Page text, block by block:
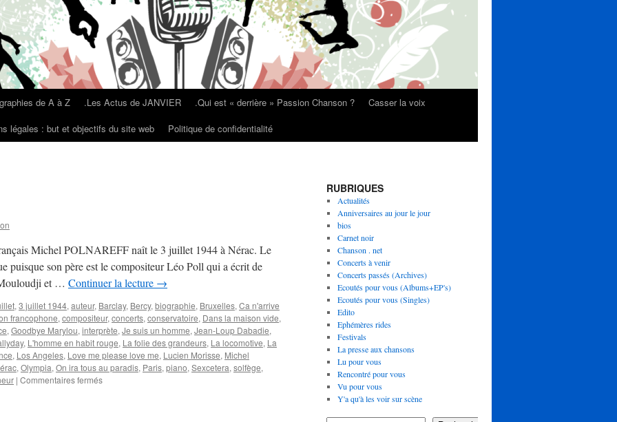
de A à Z .Les Actus de JANVIER .Qui est « derrière » Passion Chanson ?
Casser la voix
légales : but et objectifs du site web Politique de confidentialité
Michel POLNAREFF naît le 3 juillet 1944 à Nérac. Le
puisque son père est le compositeur Léo Poll qui a écrit de
et … Continuer la lecture →
, 3 juillet 1944, auteur, Barclay, Bercy, biographie, Bruxelles, Ca n'arrive
francophone, compositeur, concerts, conservatoire, Dans la maison vide,
, Goodbye Marylou, interprète, Je suis un homme, Jean-Loup Dabadie,
, L'homme en habit rouge, La folie des grandeurs, La locomotive, La
, Los Angeles, Love me please love me, Lucien Morisse, Michel
, Olympia, On ira tous au paradis, Paris, piano, Sexcetera, solfège,
| Commentaires ferméssur
RUBRIQUES
Actualités
Anniversaires au jour le jour
bios
Carnet noir
Chanson . net
Concerts à venir
Concerts passés (Archives)
Ecoutés pour vous (Albums+EP's)
Ecoutés pour vous (Singles)
Edito
Ephémères rides
Festivals
La presse aux chansons
Lu pour vous
Rencontré pour vous
Vu pour vous
Y'a qu'à les voir sur scène